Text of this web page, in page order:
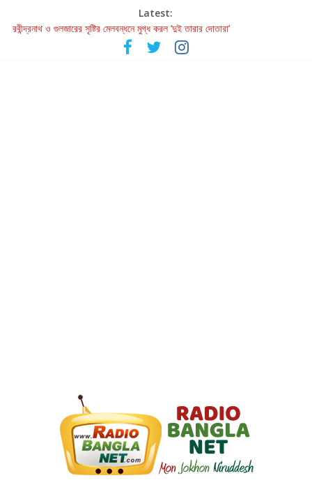
Latest:
রবীন্দ্রনাথ ও গুলজারের সৃষ্টির মেলবন্ধনে মুগ্ধ করল ‘দুই তারার দোতারা’
কলের গান থেকে রীলস্ — বাঙালির গান শোনার বিবর্তনের গল্প
জগন্নাথমঙ্গলম্ — বাংলায় প্রথমবার মঞ্চে এবার রথযাত্রার উদযাপন